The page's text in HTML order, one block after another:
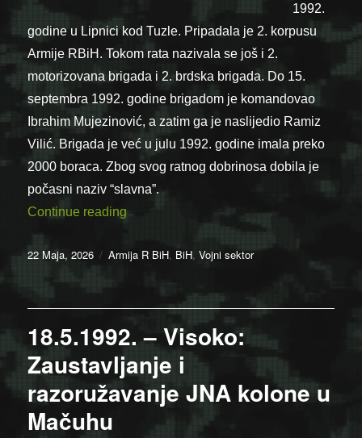
1992.
godine u Lipnici kod Tuzle. Pripadala je 2. korpusu
Armije RBiH. Tokom rata nazivala se još i 2.
motorizovana brigada i 2. brdska brigada. Do 15.
septembra 1992. godine brigadom je komandovao
Ibrahim Mujezinović, a zatim ga je naslijedio Ramiz
Vilić. Brigada je već u julu 1992. godine imala preko
2000 boraca. Zbog svog ratnog dobrinosa dobila je
počasni naziv “slavna”.
Continue reading“22.05.1992. – Formirana 2. tuzlanska
Posted
22 Maja, 2026 Categories
Armija R BiH, BiH ,Vojni sektor
18.5.1992. – Visoko:
Zaustavljanje i
razoružavanje JNA kolone u
Mačuhu